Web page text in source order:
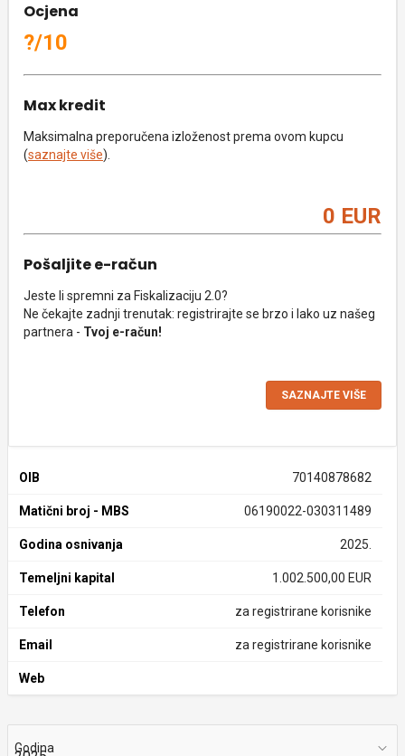
Ocjena
?/10
Max kredit
Maksimalna preporučena izloženost prema ovom kupcu
(saznajte više).
0 EUR
Pošaljite e-račun
Jeste li spremni za Fiskalizaciju 2.0?
Ne čekajte zadnji trenutak: registrirajte se brzo i lako uz našeg
partnera - Tvoj e-račun!
SAZNAJTE VIŠE
OIB 70140878682
Matični broj - MBS 06190022-030311489
Godina osnivanja 2025.
Temeljni kapital 1.002.500,00 EUR
Telefon za registrirane korisnike
Email za registrirane korisnike
Web
Godina